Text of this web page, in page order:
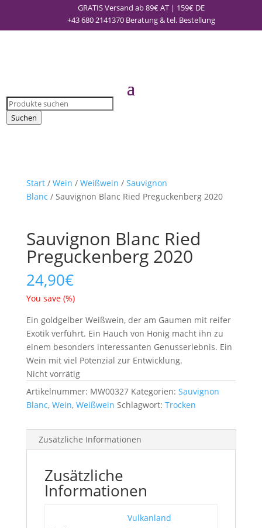
GRATIS Versand ab 89€ AT | 159€ DE
+43 680 2141370 Beratung & tel. Bestellung
Products
search
Suchen
Start/ Wein / Weißwein / Sauvignon
Blanc / Sauvignon Blanc Ried Preguckenberg 2020
Sauvignon Blanc Ried
Preguckenberg 2020
24,90€
You save (%)
Ein goldgelber Weißwein, der am Gaumen mit reifer
Exotik verführt. Ein Hauch von Honig macht ihn zu
einem besonders interessanten Genusserlebnis. Ein
Wein mit viel Potenzial zur Entwicklung.
Nicht vorrätig
Artikelnummer: MW00327 Kategorien: Sauvignon
Blanc, Wein, Weißwein Schlagwort: Trocken
Zusätzliche Informationen
Zusätzliche
Informationen
Vulkanland